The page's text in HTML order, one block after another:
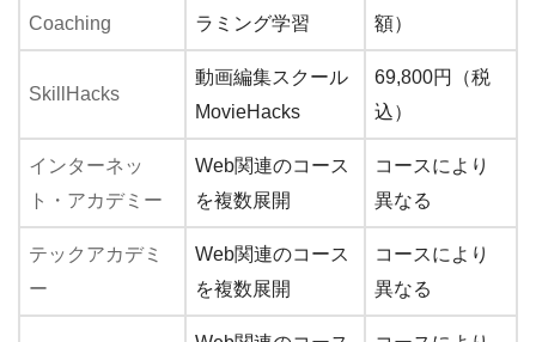
Coaching
ラミング学習
額）
SkillHacks
動画編集スクール
MovieHacks
69,800円（税
込）
インターネッ
ト・アカデミー
Web関連のコース
を複数展開
コースにより
異なる
テックアカデミ
ー
Web関連のコース
を複数展開
コースにより
異なる